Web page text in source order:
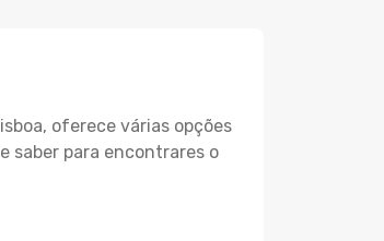
oferece várias opções
saber para encontrares o